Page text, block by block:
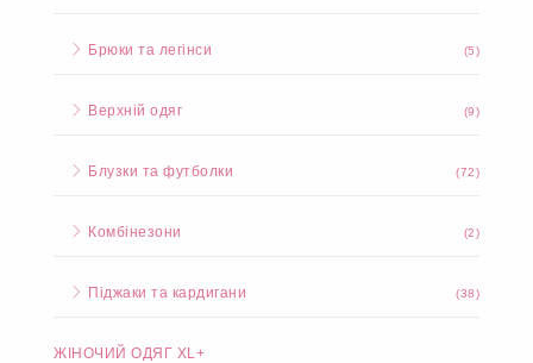
Брюки та легінси (5)
Верхній одяг (9)
Блузки та футболки (72)
Комбінезони (2)
Піджаки та кардигани (38)
ЖІНОЧИЙ ОДЯГ XL+